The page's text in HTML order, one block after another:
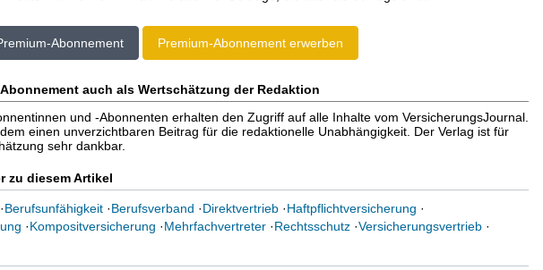
Abonnement Premium-Abonnement erwerben
auch als Wertschätzung der Redaktion
und -Abonnenten erhalten den Zugriff auf alle Inhalte vom VersicherungsJournal.
einen unverzichtbaren Beitrag für die redaktionelle Unabhängigkeit. Der Verlag ist für
sehr dankbar.
zu diesem Artikel
Berufsunfähigkeit·Berufsverband ·Direktvertrieb·Haftpflichtversicherung ·
·Kompositversicherung ·Mehrfachvertreter·Rechtsschutz·Versicherungsvertrieb·